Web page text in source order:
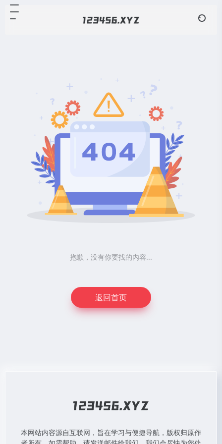
抱歉，没有你要找的内容...
返回首页
本网站内容源自互联网，旨在学习与便捷导航，版权归原作